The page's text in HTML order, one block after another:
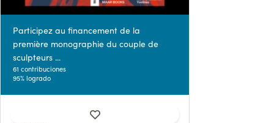
Participez au financement de la
première monographie du couple de
sculpteurs ...
61 contribuciones
95% logrado